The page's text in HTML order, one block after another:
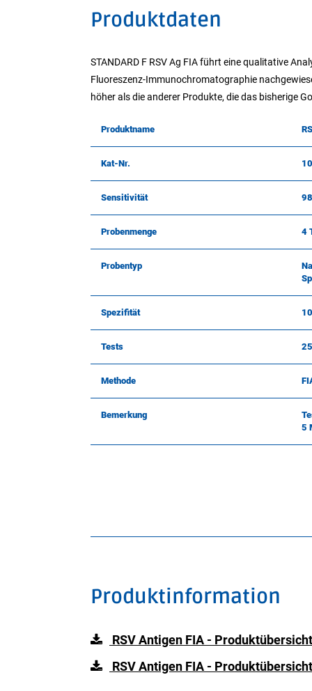
Produktdaten
STANDARD F RSV Ag FIA führt eine qualitative
Fluoreszenz-Immunochromatographie
höher als die anderer Produkte, die das bisherige
Produktname
Kat-Nr.
Sensitivität
Probenmenge 4
Probentyp
Spezifität
Tests 25
Methode
Bemerkung
5
Produktinformation
RSV Antigen FIA -
RSV Antigen FIA -